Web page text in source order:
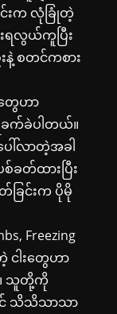
င်းက လုံခြုံတဲ့
းရလွယ်ကူပြီး
နဲ့ စတင်ကစား
တွေဟာ
ခက်ခဲပါတယ်။
ါ်လာတဲ့အခါ
ခတ်ထားပြီး
ခြင်းက ပိုမို
Freezing
ငါးတွေဟာ
။ သူတို့ကို
င် သိသိသာသာ